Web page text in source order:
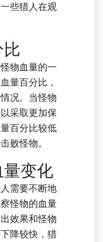
些猎人在观
物血量的一
量百分比，
况。当怪物
采取更加保
百分比较低
败怪物。
变化
需要不断地
怪物的血量
效果和怪物
降较快，猎